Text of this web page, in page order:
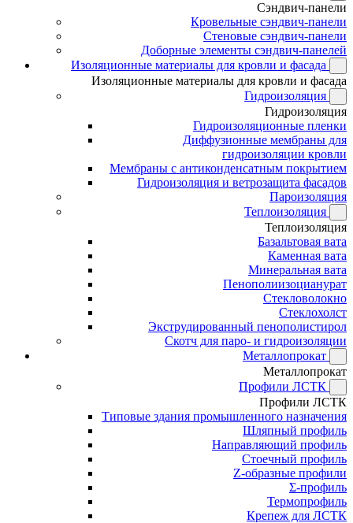
Сэндвич-панели
Кровельные сэндвич-панели
Стеновые сэндвич-панели
Доборные элементы сэндвич-панелей
Изоляционные материалы для кровли и фасада
Изоляционные материалы для кровли и фасада
Гидроизоляция
Гидроизоляция
Гидроизоляционные пленки
Диффузионные мембраны для
гидроизоляции кровли
Мембраны с антиконденсатным покрытием
Гидроизоляция и ветрозащита фасадов
Пароизоляция
Теплоизоляция
Теплоизоляция
Базальтовая вата
Каменная вата
Минеральная вата
Пенополиизоцианурат
Стекловолокно
Стеклохолст
Экструдированный пенополистирол
Скотч для паро- и гидроизоляции
Металлопрокат
Металлопрокат
Профили ЛСТК
Профили ЛСТК
Типовые здания промышленного назначения
Шляпный профиль
Направляющий профиль
Стоечный профиль
Z-образные профили
Σ-профиль
Термопрофиль
Крепеж для ЛСТК